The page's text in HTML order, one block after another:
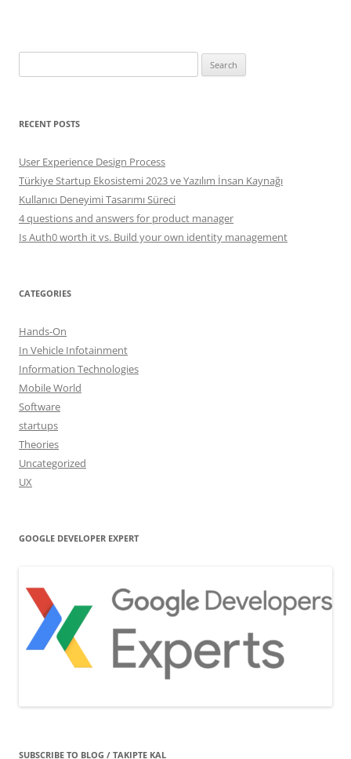
for:
RECENT POSTS
User Experience Design Process
Türkiye Startup Ekosistemi 2023 ve Yazılım İnsan Kaynağı
Kullanıcı Deneyimi Tasarımı Süreci
4 questions and answers for product manager
Is Auth0 worth it vs. Build your own identity management
CATEGORIES
Hands-On
In Vehicle Infotainment
Information Technologies
Mobile World
Software
startups
Theories
Uncategorized
UX
GOOGLE DEVELOPER EXPERT
SUBSCRIBE TO BLOG / TAKIPTE KAL